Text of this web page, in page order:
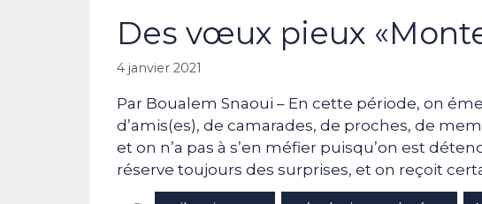
Des vœux pieux
4 janvier 2021
Par Boualem Snaoui – En cette période, on
d’amis(es), de camarades, de proches, de
et on n’a pas à s’en méfier puisqu’on est
réserve toujours des surprises, et on reçoit